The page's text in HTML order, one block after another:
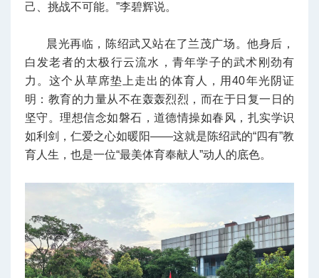
己、挑战不可能。”李碧辉说。
晨光再临，陈绍武又站在了兰茂广场。他身后，
白发老者的太极行云流水，青年学子的武术刚劲有
力。这个从草席垫上走出的体育人，用40年光阴证
明：教育的力量从不在轰轰烈烈，而在于日复一日的
坚守。理想信念如磐石，道德情操如春风，扎实学识
如利剑，仁爱之心如暖阳——这就是陈绍武的“四有”教
育人生，也是一位“最美体育奉献人”动人的底色。